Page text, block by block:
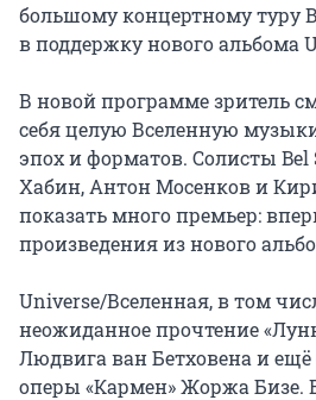
большому концертному туру
в поддержку нового альбома
В новой программе зритель
себя целую Вселенную
эпох и форматов. Солисты Bel
Хабин, Антон Мосенков и
показать много премьер:
произведения из нового
Universe/Вселенная, в том
неожиданное прочтение
Людвига ван Бетховена и
оперы «Кармен» Жоржа Бизе.